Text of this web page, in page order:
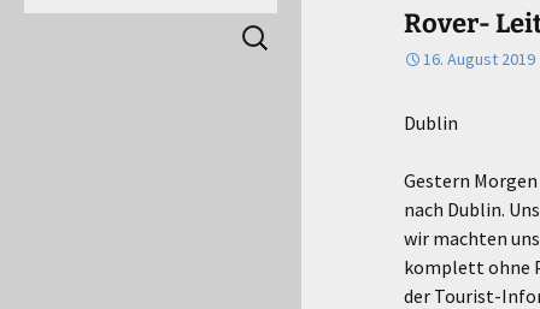
Pfadfinder Langerwehe
Suchen
nach:
Rover-
16. August 2019
Dublin
Gestern
nach Dublin.
wir machten
komplett ohne
der Tourist-